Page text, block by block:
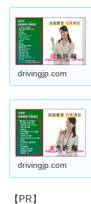
drivingjp.com
drivingjp.com
【PR】